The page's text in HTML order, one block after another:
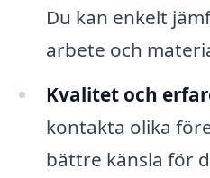
Du kan enkelt
arbete och
Kvalitet och
kontakta olika
bättre känsla för